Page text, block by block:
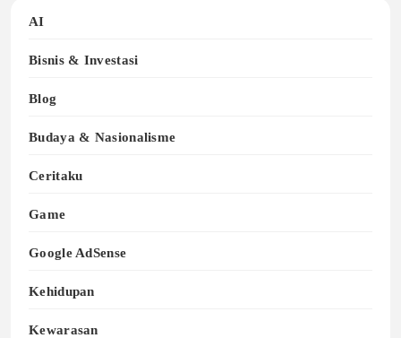
AI
Bisnis & Investasi
Blog
Budaya & Nasionalisme
Ceritaku
Game
Google AdSense
Kehidupan
Kewarasan